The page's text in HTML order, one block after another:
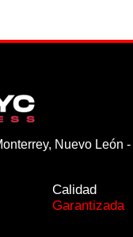
Nuevo León -
Calidad
Garantizada